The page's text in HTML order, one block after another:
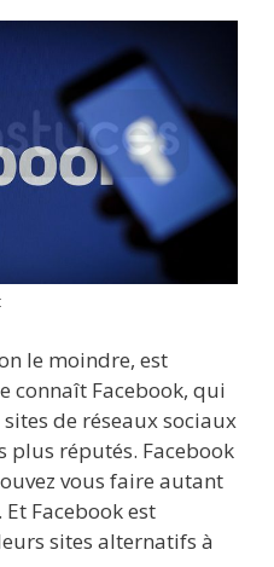
le moindre, est
connaît Facebook, qui
de réseaux sociaux
plus réputés. Facebook
vous faire autant
Facebook est
sites alternatifs à